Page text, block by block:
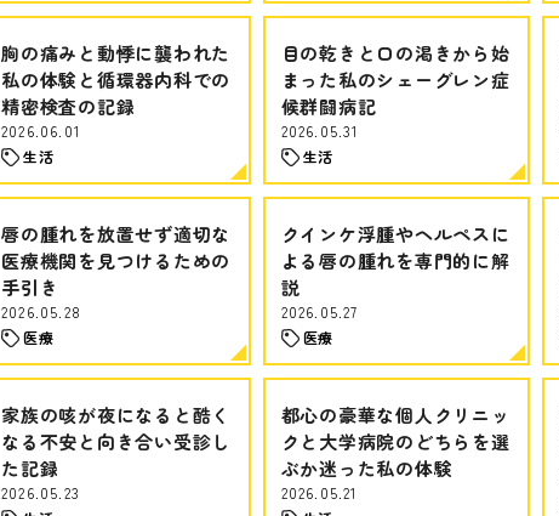
胸の痛みと動悸に襲われた
私の体験と循環器内科での
精密検査の記録
2026.06.01
生活
目の乾きと口の渇きから始
まった私のシェーグレン症
候群闘病記
2026.05.31
生活
唇の腫れを放置せず適切な
医療機関を見つけるための
手引き
2026.05.28
医療
クインケ浮腫やヘルペスに
よる唇の腫れを専門的に解
説
2026.05.27
医療
家族の咳が夜になると酷く
なる不安と向き合い受診し
た記録
2026.05.23
都心の豪華な個人クリニッ
クと大学病院のどちらを選
ぶか迷った私の体験
2026.05.21